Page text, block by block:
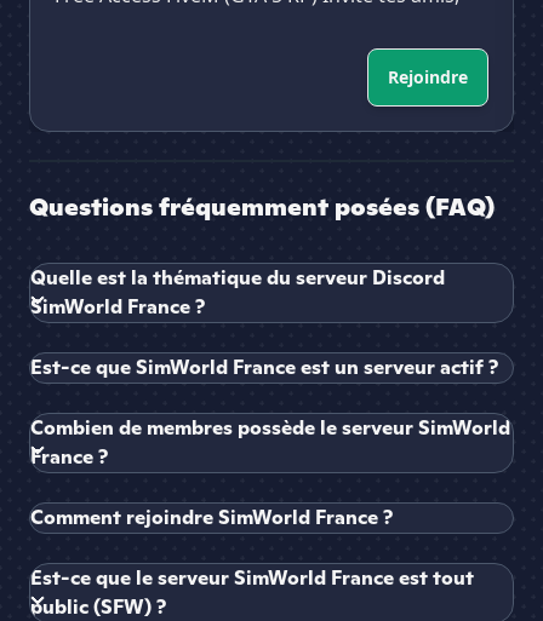
Rejoindre
Questions fréquemment posées (FAQ)
Quelle est la thématique du serveur Discord
SimWorld France ?
Est-ce que SimWorld France est un serveur actif ?
Combien de membres possède le serveur SimWorld
France ?
Comment rejoindre SimWorld France ?
Est-ce que le serveur SimWorld France est tout
public (SFW) ?